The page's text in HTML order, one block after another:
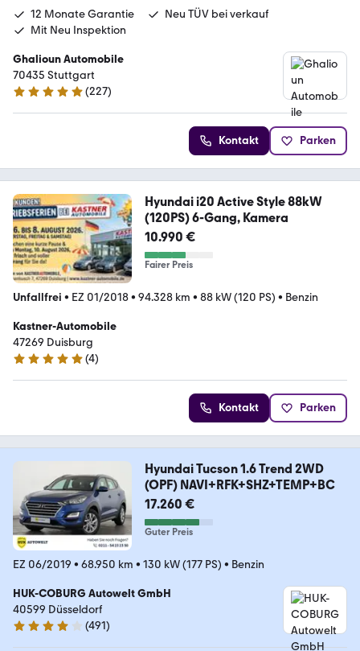
12 Monate Garantie
Neu TÜV bei verkauf
Mit Neu Inspektion
Ghalioun Automobile
70435 Stuttgart
5 Sterne
(227)
Kontakt Parken
Hyundai i20 Active Style 88kW
(120PS) 6-Gang, Kamera
10.990 €
Fairer Preis
Unfallfrei • EZ 01/2018• 94.328 km • 88 kW (120 PS) • Benzin
Kastner-Automobile
47269 Duisburg
5 Sterne
(4)
Kontakt Parken
Hyundai Tucson 1.6 Trend 2WD
(OPF) NAVI+RFK+SHZ+TEMP+BC
17.260 €
Guter Preis
EZ 06/2019 • 68.950 km • 130 kW (177 PS) • Benzin
HUK-COBURG Autowelt GmbH
40599 Düsseldorf
4.1 Sterne
(491)